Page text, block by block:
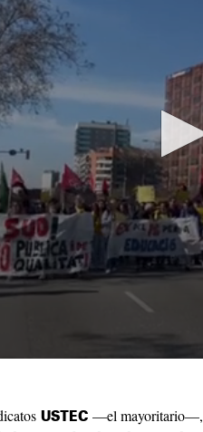
USTEC —el mayoritario—,